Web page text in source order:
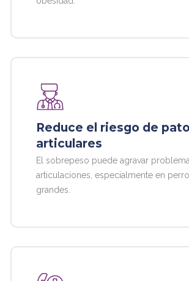
Reduce el riesgo de
articulares
El sobrepeso puede agravar
articulaciones, especialmente en
grandes.